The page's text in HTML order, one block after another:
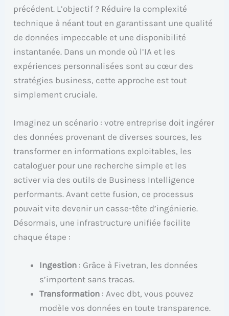
précédent. L’objectif ? Réduire la complexité
technique à néant tout en garantissant une qualité
de données impeccable et une disponibilité
instantanée. Dans un monde où l’IA et les
expériences personnalisées sont au cœur des
stratégies business, cette approche est tout
simplement cruciale.
Imaginez un scénario : votre entreprise doit ingérer
des données provenant de diverses sources, les
transformer en informations exploitables, les
cataloguer pour une recherche simple et les
activer via des outils de Business Intelligence
performants. Avant cette fusion, ce processus
pouvait vite devenir un casse-tête d’ingénierie.
Désormais, une infrastructure unifiée facilite
chaque étape :
Ingestion : Grâce à Fivetran, les données
s’importent sans tracas.
Transformation : Avec dbt, vous pouvez
modèle vos données en toute transparence.